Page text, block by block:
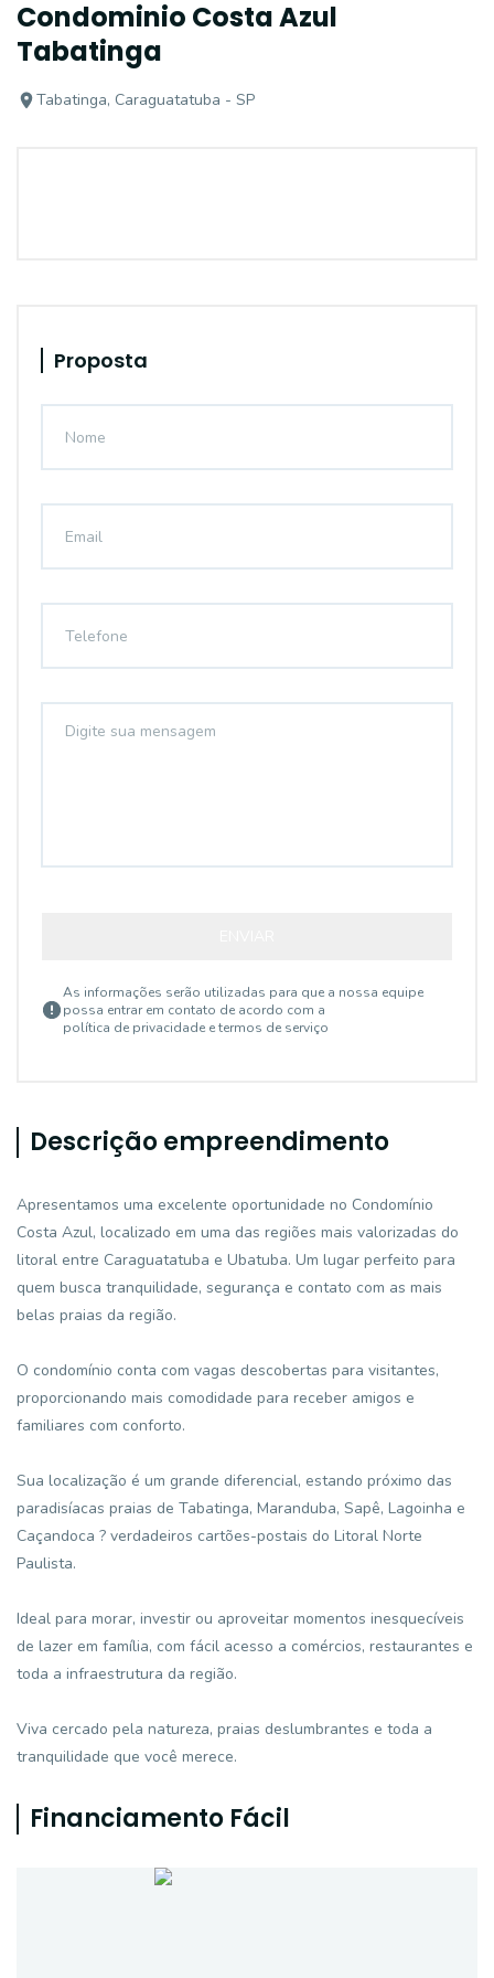
Condominio Costa Azul
Tabatinga
Tabatinga, Caraguatatuba - SP
Proposta
As informações serão utilizadas para que a nossa equipe
possa entrar em contato de acordo com a
política de privacidade e termos de serviço
Descrição empreendimento
Apresentamos uma excelente oportunidade no Condomínio
Costa Azul, localizado em uma das regiões mais valorizadas do
litoral entre Caraguatatuba e Ubatuba. Um lugar perfeito para
quem busca tranquilidade, segurança e contato com as mais
belas praias da região.
O condomínio conta com vagas descobertas para visitantes,
proporcionando mais comodidade para receber amigos e
familiares com conforto.
Sua localização é um grande diferencial, estando próximo das
paradisíacas praias de Tabatinga, Maranduba, Sapê, Lagoinha e
Caçandoca ? verdadeiros cartões-postais do Litoral Norte
Paulista.
Ideal para morar, investir ou aproveitar momentos inesquecíveis
de lazer em família, com fácil acesso a comércios, restaurantes e
toda a infraestrutura da região.
Viva cercado pela natureza, praias deslumbrantes e toda a
tranquilidade que você merece.
Financiamento Fácil